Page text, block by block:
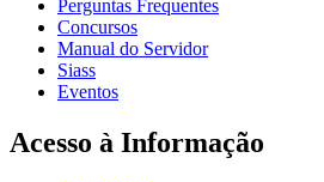
Perguntas Frequentes
Concursos
Manual do Servidor
Siass
Eventos
Acesso à Informação